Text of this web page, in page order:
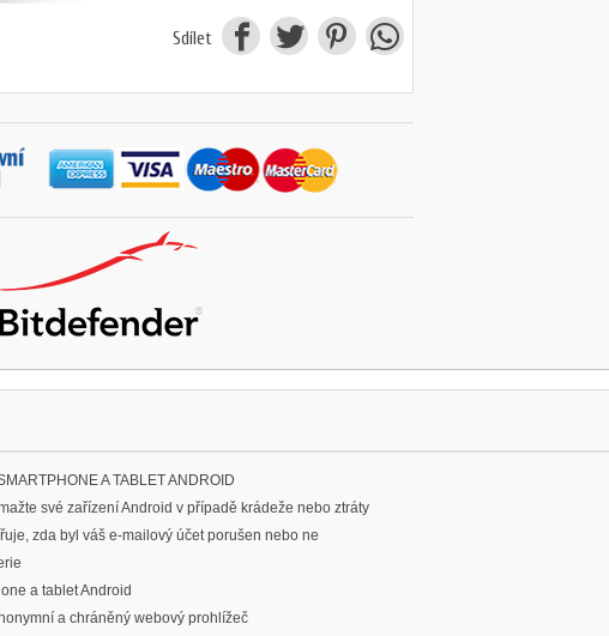
Sdílet
A TABLET ANDROID
své zařízení Android v případě krádeže nebo ztráty
zda byl váš e-mailový účet porušen nebo ne
a tablet Android
a chráněný webový prohlížeč